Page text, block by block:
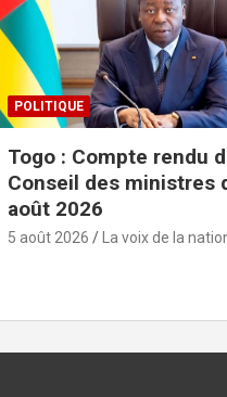
POLITIQUE
Togo : Compte rendu
Conseil des ministres
août 2026
5 août 2026 La voix de la